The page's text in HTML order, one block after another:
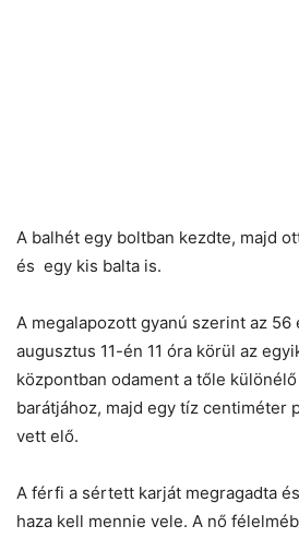
A balhét egy boltban kezdte, majd
és egy kis balta is.
A megalapozott gyanú szerint az
augusztus 11-én 11 óra körül az
központban odament a tőle
barátjához, majd egy tíz centiméter
vett elő.
A férfi a sértett karját megragadta
haza kell mennie vele. A nő